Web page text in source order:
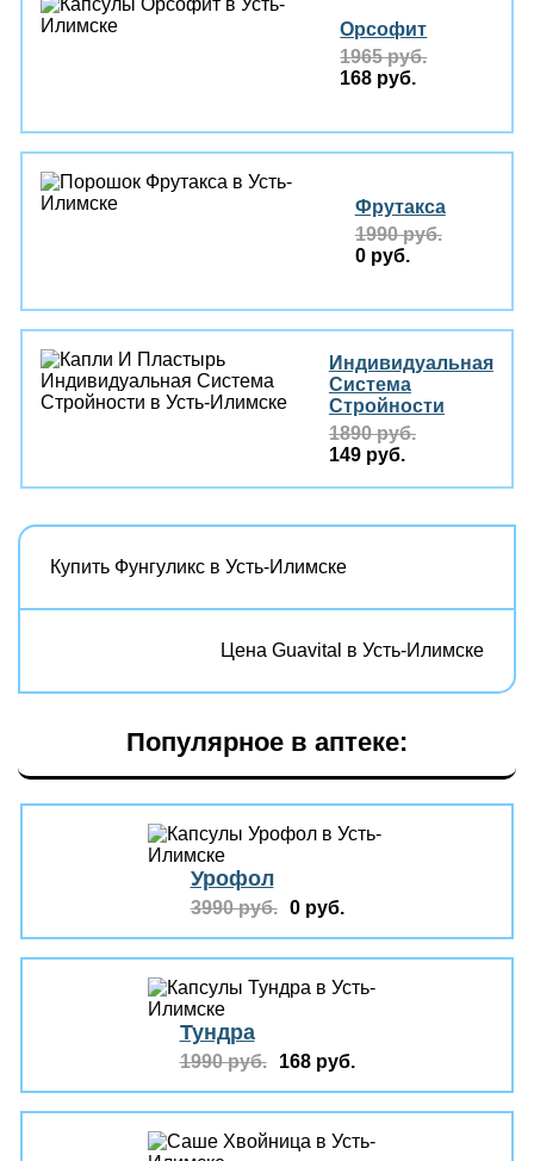
Орсофит
1965 руб.
168 руб.
Фрутакса
1990 руб.
0 руб.
Индивидуальная
Система
Стройности
1890 руб.
149 руб.
Купить Фунгуликс в Усть-Илимске
Цена Guavital в Усть-Илимске
Популярное в аптеке:
Урофол
3990 руб. 0 руб.
Тундра
1990 руб. 168 руб.